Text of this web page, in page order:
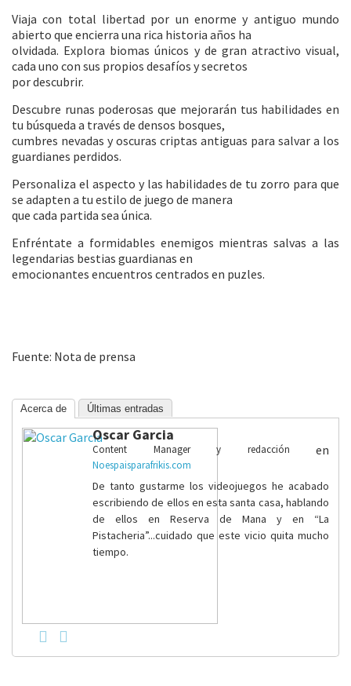
Viaja con total libertad por un enorme y antiguo mundo
abierto que encierra una rica historia años ha
olvidada. Explora biomas únicos y de gran atractivo visual,
cada uno con sus propios desafíos y secretos
por descubrir.
Descubre runas poderosas que mejorarán tus habilidades en
tu búsqueda a través de densos bosques,
cumbres nevadas y oscuras criptas antiguas para salvar a los
guardianes perdidos.
Personaliza el aspecto y las habilidades de tu zorro para que
se adapten a tu estilo de juego de manera
que cada partida sea única.
Enfréntate a formidables enemigos mientras salvas a las
legendarias bestias guardianas en
emocionantes encuentros centrados en puzles.
Fuente: Nota de prensa
Acerca de Últimas entradas
Oscar Garcia
Content Manager y redacción en
Noespaisparafrikis.com
De tanto gustarme los videojuegos he acabado
escribiendo de ellos en esta santa casa, hablando
de ellos en Reserva de Mana y en “La
Pistacheria”...cuidado que este vicio quita mucho
tiempo.